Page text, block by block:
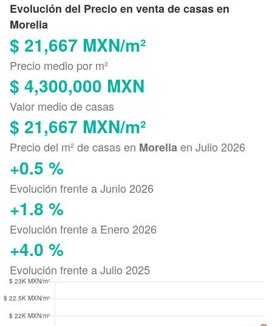
Evolución del Precio en venta de casas en
Morelia
$ 21,667 MXN/m²
Precio medio por m²
$ 4,300,000 MXN
Valor medio de casas
$ 21,667 MXN/m²
Precio del m² de casas en Moreliaen Julio 2026
+0.5 %
Evolución frente a Junio 2026
+1.8 %
Evolución frente a Enero 2026
+4.0 %
Evolución frente a Julio 2025